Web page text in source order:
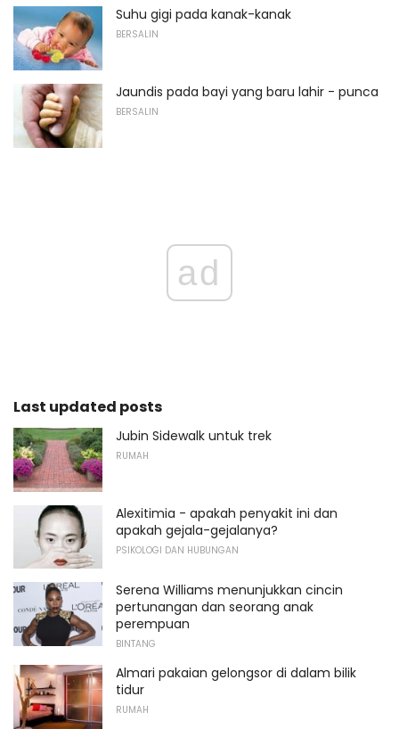
Suhu gigi pada kanak-kanak
BERSALIN
Jaundis pada bayi yang baru lahir - punca
BERSALIN
ad
Last updated posts
Jubin Sidewalk untuk trek
RUMAH
Alexitimia - apakah penyakit ini dan
apakah gejala-gejalanya?
PSIKOLOGI DAN HUBUNGAN
Serena Williams menunjukkan cincin
pertunangan dan seorang anak
perempuan
BINTANG
Almari pakaian gelongsor di dalam bilik
tidur
RUMAH